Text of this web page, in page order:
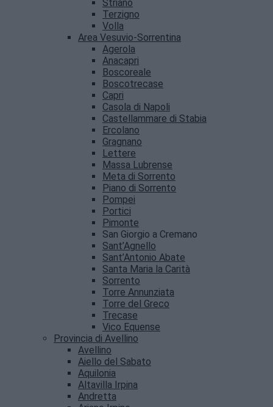
Striano
Terzigno
Volla
Area Vesuvio-Sorrentina
Agerola
Anacapri
Boscoreale
Boscotrecase
Capri
Casola di Napoli
Castellammare di Stabia
Ercolano
Gragnano
Lettere
Massa Lubrense
Meta di Sorrento
Piano di Sorrento
Pompei
Portici
Pimonte
San Giorgio a Cremano
Sant’Agnello
Sant’Antonio Abate
Santa Maria la Carità
Sorrento
Torre Annunziata
Torre del Greco
Trecase
Vico Equense
Provincia di Avellino
Avellino
Aiello del Sabato
Aquilonia
Altavilla Irpina
Andretta